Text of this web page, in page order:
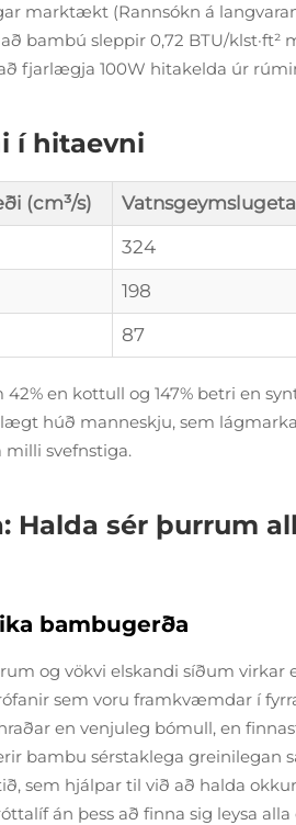
marktækt (Rannsókn á
bambú sleppir 0,72 BTU/klst·ft²
fjarlægja 100W hitakelda úr
í hitaevni
(cm³/s)
324
198
87
en kottull og 147% betri en
húð manneskju, sem
svefnstiga.
Halda sér þurrum
bambugerða
og vökvi elskandi síðum virkar
sem voru framkvæmdar í
en venjuleg bómull, en
bambu sérstaklega greinilegan
sem hjálpar til við að halda okkur
án þess að finna sig leysa alla